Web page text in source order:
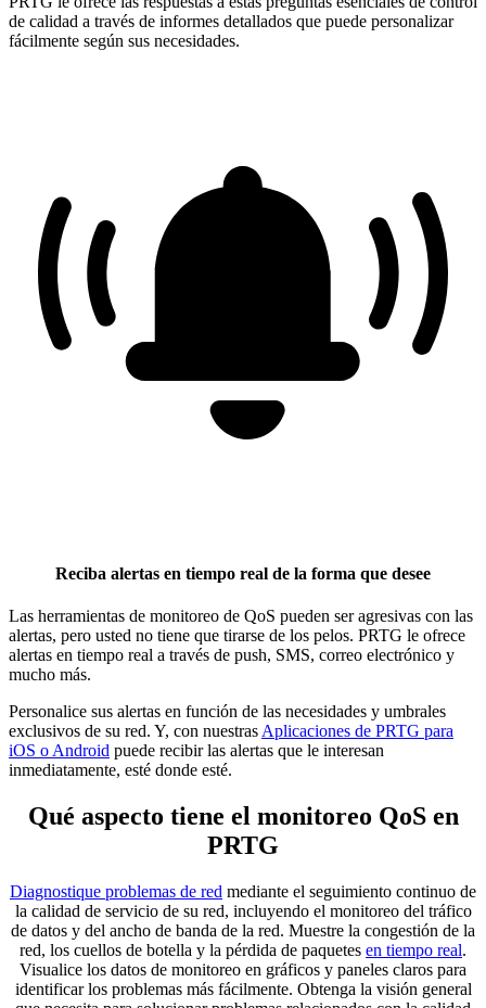
de calidad a través de informes detallados que puede personalizar
fácilmente según sus necesidades.
Reciba alertas en tiempo real de la forma que desee
Las herramientas de monitoreo de QoS pueden ser agresivas con las
alertas, pero usted no tiene que tirarse de los pelos. PRTG le ofrece
alertas en tiempo real a través de push, SMS, correo electrónico y
mucho más.
Personalice sus alertas en función de las necesidades y umbrales
exclusivos de su red. Y, con nuestras Aplicaciones de PRTG para
iOS o Android puede recibir las alertas que le interesan
inmediatamente, esté donde esté.
Qué aspecto tiene el monitoreo QoS en
PRTG
Diagnostique problemas de red mediante el seguimiento continuo de
la calidad de servicio de su red, incluyendo el monitoreo del tráfico
de datos y del ancho de banda de la red. Muestre la congestión de la
red, los cuellos de botella y la pérdida de paquetes en tiempo real.
Visualice los datos de monitoreo en gráficos y paneles claros para
identificar los problemas más fácilmente. Obtenga la visión general